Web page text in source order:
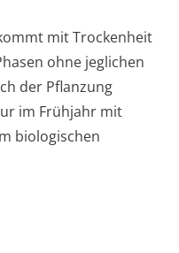
mit Trockenheit
ohne jeglichen
der Pflanzung
im Frühjahr mit
biologischen